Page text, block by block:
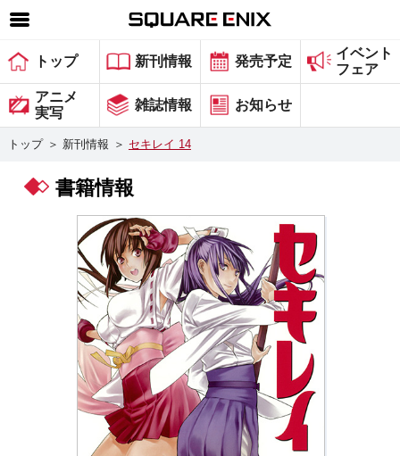
SQUARE ENIX 公式サイトメニュー
ゲーム
マガジン＆ブックス
グッズ
会社情報 採用情報
スクウェア・エニックス サイト内検索
トップ 新刊情報 発売予定
イベント
フェア
アニメ
実写
雑誌情報 お知らせ
トップ ＞ 新刊情報 ＞ セキレイ 14
書籍情報